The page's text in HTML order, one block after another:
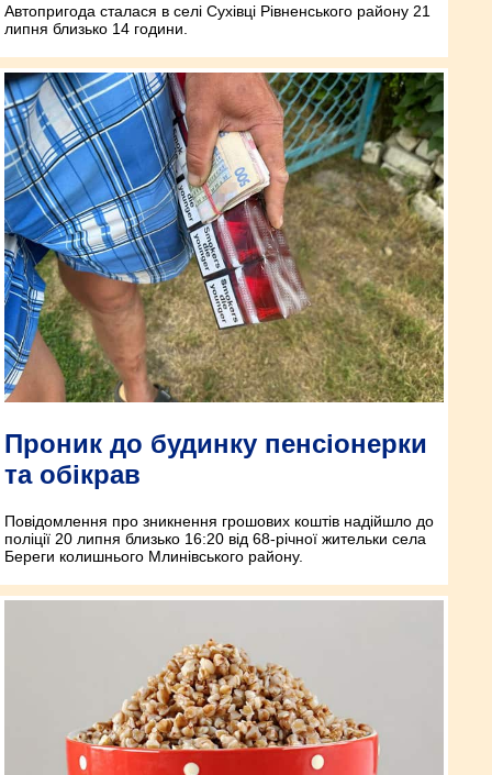
Автопригода сталася в селі Сухівці Рівненського району 21
липня близько 14 години.
Проник до будинку пенсіонерки
та обікрав
Повідомлення про зникнення грошових коштів надійшло до
поліції 20 липня близько 16:20 від 68-річної жительки села
Береги колишнього Млинівського району.